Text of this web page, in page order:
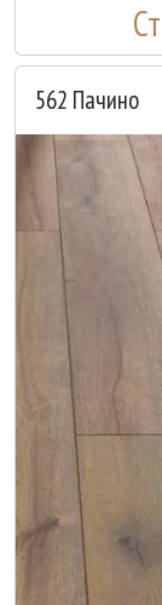
562 Пачино